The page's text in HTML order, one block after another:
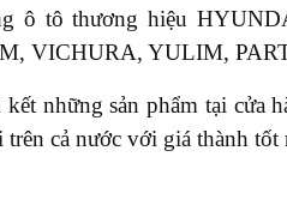
ô tô thương hiệu
VICHURA, YULIM,
những sản phẩm tại cửa
cả nước với giá thành tốt